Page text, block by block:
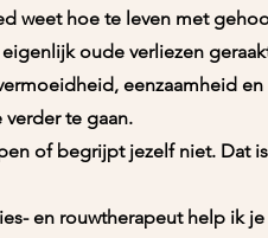
weet hoe te leven met
oude verliezen
eenzaamheid
te gaan.
of begrijpt jezelf niet. Dat
en rouwtherapeut help ik